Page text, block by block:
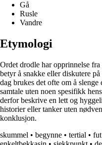
Gå
Rusle
Vandre
Etymologi
Ordet drodle har opprinnelse
betyr å snakke eller diskutere
dag brukes det ofte om å
samtale uten noen spesifikk
derfor beskrive en lett og
historier eller tanker uten
konklusjon.
skummel • begynne • tertial • fut